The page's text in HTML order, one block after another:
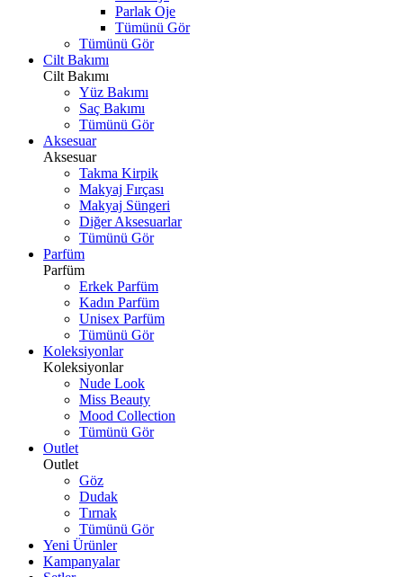
Parlak Oje
Tümünü Gör
Tümünü Gör
Cilt Bakımı
Cilt Bakımı
Yüz Bakımı
Saç Bakımı
Tümünü Gör
Aksesuar
Aksesuar
Takma Kirpik
Makyaj Fırçası
Makyaj Süngeri
Diğer Aksesuarlar
Tümünü Gör
Parfüm
Parfüm
Erkek Parfüm
Kadın Parfüm
Unisex Parfüm
Tümünü Gör
Koleksiyonlar
Koleksiyonlar
Nude Look
Miss Beauty
Mood Collection
Tümünü Gör
Outlet
Outlet
Göz
Dudak
Tırnak
Tümünü Gör
Yeni Ürünler
Kampanyalar